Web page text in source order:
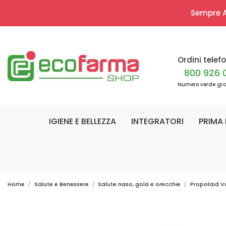
Sempre
Ordini
800 926
Numero verde
IGIENE E BELLEZZA INTEGRATORI PRIMA
Home Salute e Benessere Salute naso, gola e orecchie Propolaid